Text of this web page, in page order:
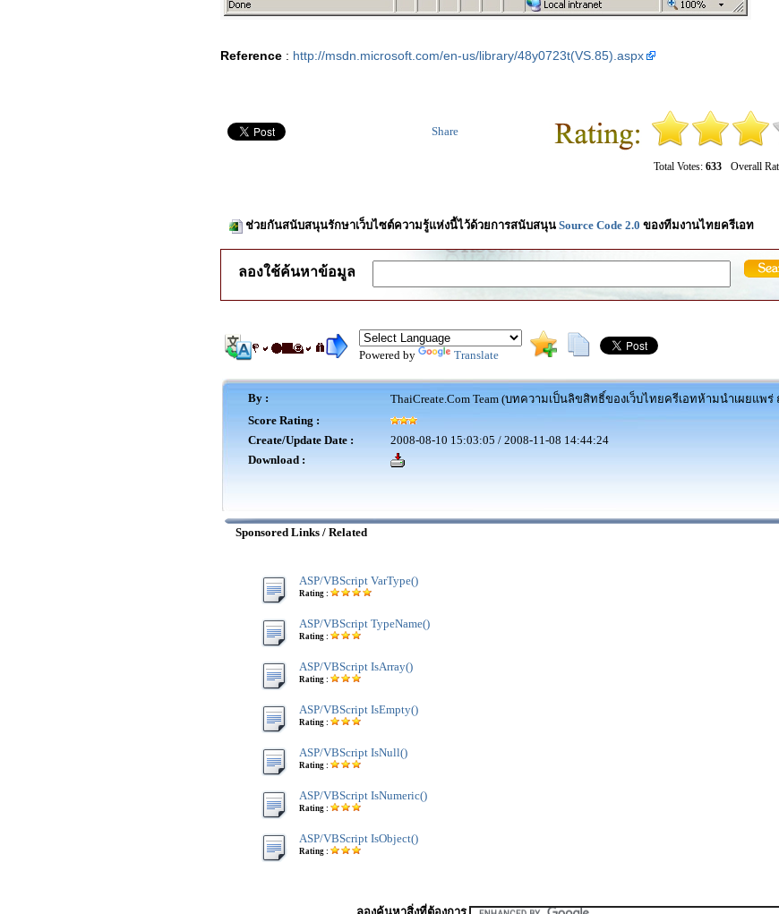
Reference : http://msdn.microsoft.com/en-us/library/48y0723t(VS.85).aspx
Total Votes: 633 Overall
Share
ช่วยกันสนับสนุนรักษาเว็บไซต์ความรู้แห่งนี้ไว้ด้วยการสนับสนุน Source Code 2.0 ของทีมงานไทยครีเอท
ลองใช้ค้นหาข้อมูล
Powered by Translate
By :
ThaiCreate.Com Team (บทความเป็นลิขสิทธิ์ของเว็บไทยครีเอทห้ามนำเผยแพ
Score Rating :
Create/Update Date :
2008-08-10 15:03:05 / 2008-11-08 14:44:24
Download :
Sponsored Links / Related
ASP/VBScript VarType()
Rating :
ASP/VBScript TypeName()
Rating :
ASP/VBScript IsArray()
Rating :
ASP/VBScript IsEmpty()
Rating :
ASP/VBScript IsNull()
Rating :
ASP/VBScript IsNumeric()
Rating :
ASP/VBScript IsObject()
Rating :